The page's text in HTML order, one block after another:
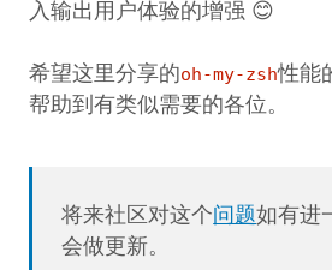
入输出用户体验的增强 😊
希望这里分享的oh-my-zsh性能
帮助到有类似需要的各位。
将来社区对这个 问题如有进
会做更新。